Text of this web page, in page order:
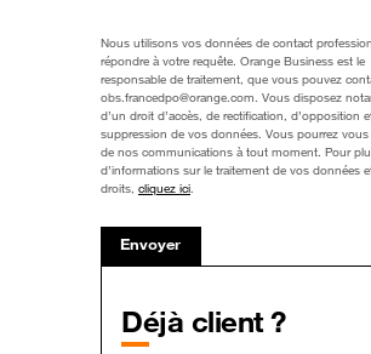
Nous utilisons vos données de contact
répondre à votre requête. Orange Business est le
responsable de traitement, que vous pouvez
obs.francedpo@orange.com. Vous disposez
d’un droit d’accès, de rectification, d’opposition
suppression de vos données. Vous pourrez vous
de nos communications à tout moment. Pour
d’informations sur le traitement de vos données
droits, cliquez ici.
Envoyer
Déjà client ?